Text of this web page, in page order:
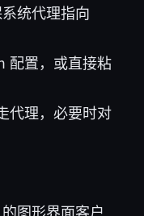
统代理指向
配置，或直接粘
代理，必要时对
图形界面客户